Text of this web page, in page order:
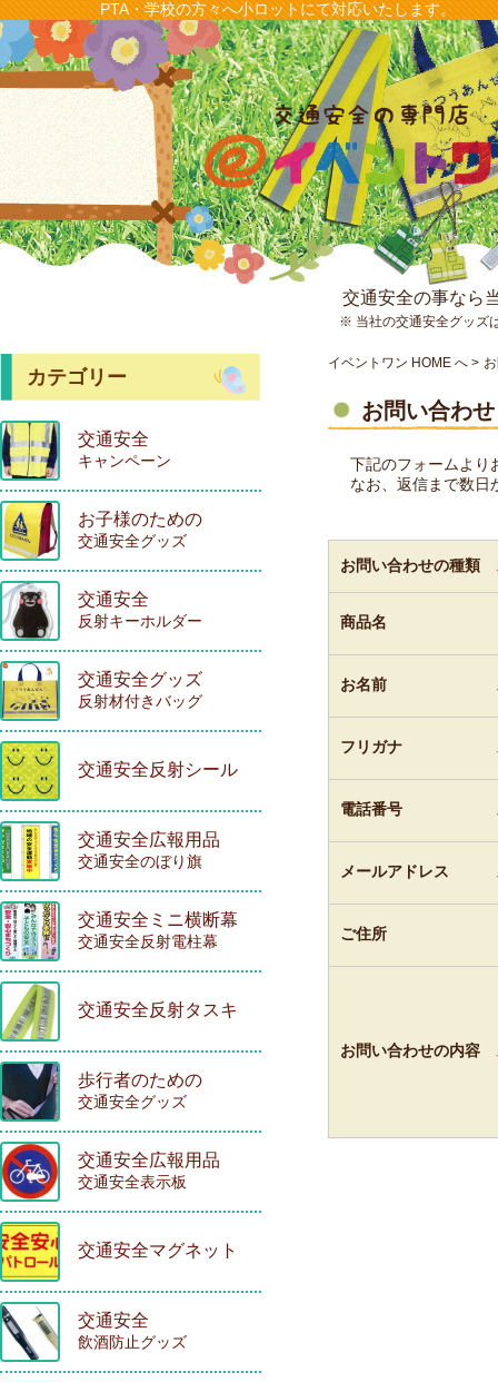
PTA・学校の方々へ小ロットにて対応いたします。
交通安全の事なら
※ 当社の交通安全グッズ
イベントワン HOME へ
お問い合わせ
下記のフォームより
なお、返信まで数日
お問い合わせの種類
商品名
お名前
フリガナ
電話番号
メールアドレス
ご住所
お問い合わせの内容
カテゴリー
交通安全
キャンペーン
お子様のための
交通安全グッズ
交通安全
反射キーホルダー
交通安全グッズ
反射材付きバッグ
交通安全反射シール
交通安全広報用品
交通安全のぼり旗
交通安全ミニ横断幕
交通安全反射電柱幕
交通安全反射タスキ
歩行者のための
交通安全グッズ
交通安全広報用品
交通安全表示板
交通安全マグネット
交通安全
飲酒防止グッズ